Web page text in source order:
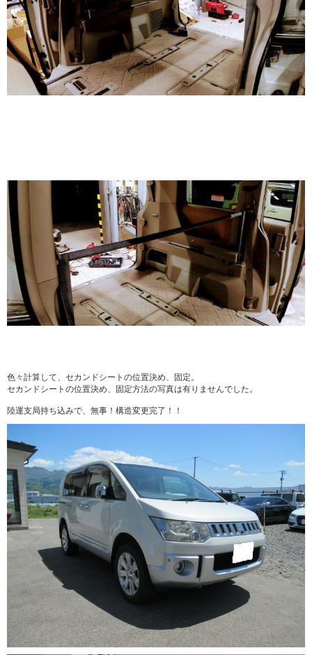
色々計算して、セカンドシートの位置決め、固定。
セカンドシートの位置決め、固定方法の写真は有りませんでした。
陸運支局持ち込みで、無事！構造変更完了！！